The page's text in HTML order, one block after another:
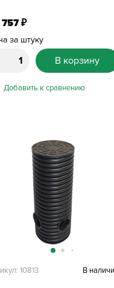
757₽
за штуку
В корзину
10813 В